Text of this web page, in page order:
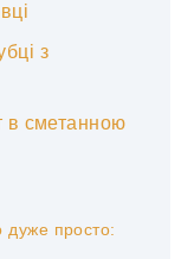
з
в сметанною
дуже просто: